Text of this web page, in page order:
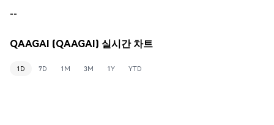
--
QAAGAI (QAAGAI) 실시간 차트
1D 7D 1M 3M 1Y YTD